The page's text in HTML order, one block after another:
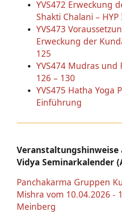
YVS472 Erweckung
Shakti Chalani –
YVS473
Erweckung der
125
YVS474 Mudras und
126 – 130
YVS475 Hatha Yoga
Einführung
Veranstaltungshinweise
Vidya Seminarkalender
Panchakarma Gruppen
Mishra vom 10.04.2026 -
Meinberg